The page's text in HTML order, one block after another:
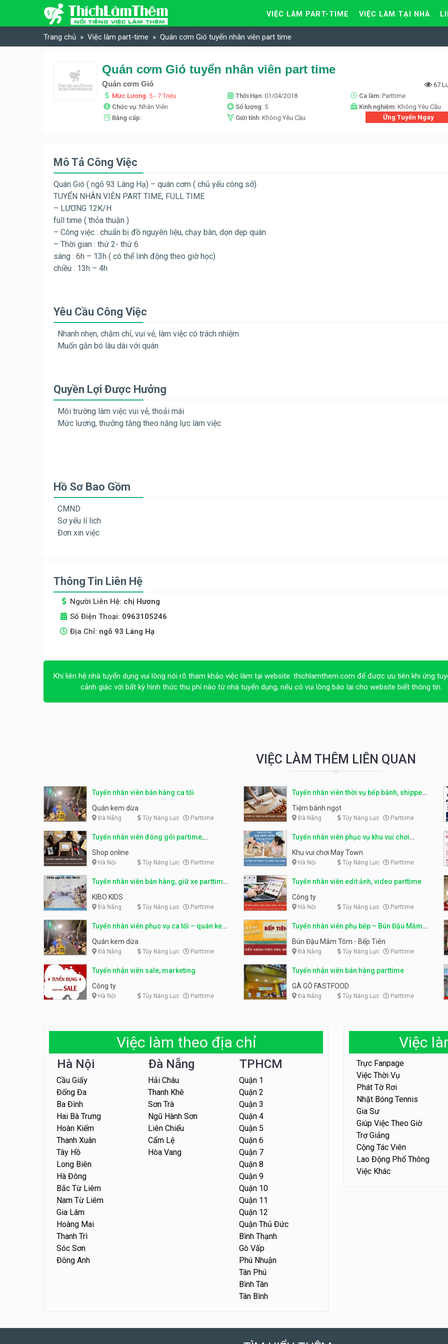
Skip to content
VIỆC LÀM PART-TIME VIỆC LÀM TẠI NHÀ
Trang chủ Việc làm part-time Quán cơm Gió tuyển nhân viên part time
Quán cơm Gió tuyển nhân viên part time
Quán cơm Gió
67
Mức Lương: 5 - 7 Triệu Thời Hạn: 01/04/2018 Ca làm: Parttime
Chức vụ: Nhân Viên Số lượng: 5 Kinh nghiệm: Không Yêu Cầu
Bằng cấp:
Giới tính: Không Yêu Cầu Ứng Tuyển Ngay
Mô Tả Công Việc
Quán Gió ( ngõ 93 Láng Hạ) – quán cơm ( chủ yếu công sở)
TUYỂN NHÂN VIÊN PART TIME, FULL TIME
– LƯƠNG 12K/H
full time ( thỏa thuận )
– Công việc : chuẩn bị đồ nguyên liệu, chạy bàn, dọn dẹp quán
– Thời gian : thứ 2- thứ 6
sáng : 6h – 13h ( có thể linh động theo giờ học)
chiều : 13h – 4h
Yêu Cầu Công Việc
Nhanh nhẹn, chăm chỉ, vui vẻ, làm việc có trách nhiệm
Muốn gắn bó lâu dài với quán
Quyền Lợi Được Hưởng
Môi trường làm việc vui vẻ, thoải mái
Mức lương, thưởng tăng theo năng lực làm việc
Hồ Sơ Bao Gồm
CMND
Sơ yếu lí lich
Đơn xin việc
Thông Tin Liên Hệ
Người Liên Hệ: chị Hương
Số Điện Thoại: 0963105246
Địa Chỉ: ngõ 93 Láng Hạ
Khi liên hệ nhà tuyển dụng vui lòng nói rõ tham khảo việc làm tại website: thichlamthem.com để được ưu tiên khi ứng
cảnh giác với bất kỳ hình thức thu phí nào từ nhà tuyển dụng, nếu có vui lòng báo lại cho website biết thông tin.
VIỆC LÀM THÊM LIÊN QUAN
Tuyển nhân viên bán hàng ca tối
Quán kem dừa
Đà Nẵng Tùy Năng Lực Parttime
Tuyển nhân viên thời vụ bếp bánh, shipper
parttime
Tiệm bánh ngọt
Đà Nẵng Tùy Năng Lực Parttime
Tuyển nhân viên đóng gói partime,
fulltime
Shop online
Hà Nội Tùy Năng Lực Parttime
Tuyển nhân viên phục vụ khu vui chơi
parttime linh động
Khu vui chơi May Town
Hà Nội Tùy Năng Lực Parttime
Tuyển nhân viên bán hàng, giữ xe parttime
– Kibo Kid
KIBO KIDS
Đà Nẵng Tùy Năng Lực Parttime
Tuyển nhân viên edit ảnh, video parttime
Công ty
Hà Nội Tùy Năng Lực Parttime
Tuyển nhân viên phục vụ ca tối – quán kem
dừa
Quán kem dừa
Đà Nẵng Tùy Năng Lực Parttime
Tuyển nhân viên phụ bếp – Bún Đậu Mắm
Tôm – Bếp Tiên
Bún Đậu Mắm Tôm - Bếp Tiên
Đà Nẵng Tùy Năng Lực Parttime
Tuyển nhân viên sale, marketing
Công ty
Hà Nội Tùy Năng Lực Parttime
Tuyển nhân viên bán hàng parttime
GÀ GÔ FASTFOOD
Đà Nẵng Tùy Năng Lực Parttime
Việc làm theo địa chỉ
Hà Nội
Cầu Giấy
Đống Đa
Ba Đình
Hai Bà Trưng
Hoàn Kiếm
Thanh Xuân
Tây Hồ
Long Biên
Hà Đông
Bắc Từ Liêm
Nam Từ Liêm
Gia Lâm
Hoàng Mai
Thanh Trì
Sóc Sơn
Đông Anh
Đà Nẵng
Hải Châu
Thanh Khê
Sơn Trà
Ngũ Hành Sơn
Liên Chiểu
Cẩm Lệ
Hòa Vang
TPHCM
Quận 1
Quận 2
Quận 3
Quận 4
Quận 5
Quận 6
Quận 7
Quận 8
Quận 9
Quận 10
Quận 11
Quận 12
Quận Thủ Đức
Bình Thạnh
Gò Vấp
Phú Nhuận
Tân Phú
Bình Tân
Tân Bình
Việc
Trực Fanpage
Việc Thời Vụ
Phát Tờ Rơi
Nhặt Bóng Tennis
Gia Sư
Giúp Việc Theo Giờ
Trợ Giảng
Cộng Tác Viên
Lao Động Phổ Thông
Việc Khác